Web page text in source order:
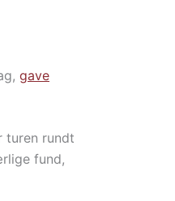
gave
turen rundt
fund,